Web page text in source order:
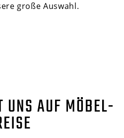
große Auswahl.
UNS AUF MÖBEL-